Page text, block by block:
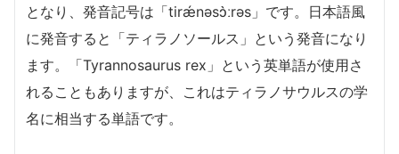
となり、発音記号は「tirǽnəsɔ̀ːrəs」です。日本語風
に発音すると「ティラノソールス」という発音になり
ます。「Tyrannosaurus rex」という英単語が使用さ
れることもありますが、これはティラノサウルスの学
名に相当する単語です。